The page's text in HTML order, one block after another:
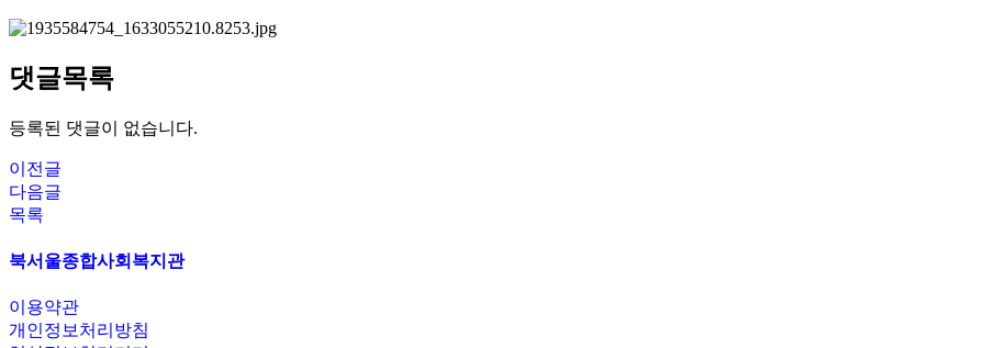
댓글목록
등록된 댓글이 없습니다.
이전글
다음글
목록
북서울종합사회복지관
이용약관
개인정보처리방침